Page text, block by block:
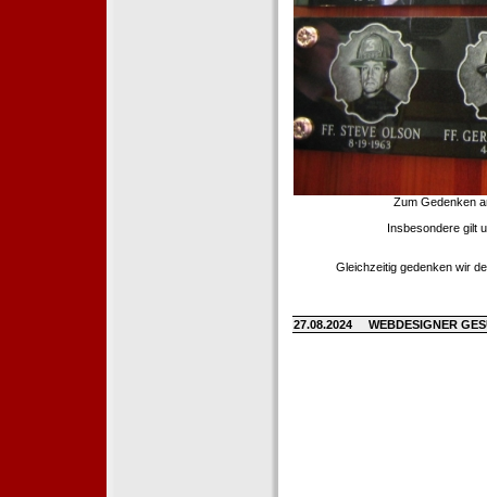
Zum Gedenken
Insbesondere gilt
Gleichzeitig gedenken wir
27.08.2024 WEBDESIGNER